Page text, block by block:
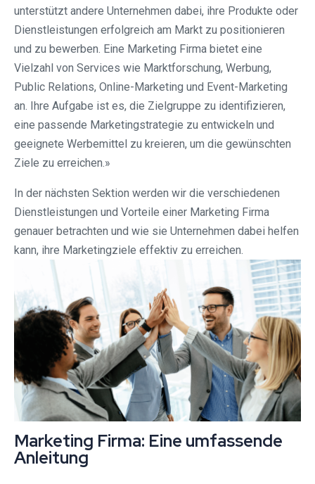
unterstützt andere Unternehmen dabei, ihre Produkte oder
Dienstleistungen erfolgreich am Markt zu positionieren
und zu bewerben. Eine Marketing Firma bietet eine
Vielzahl von Services wie Marktforschung, Werbung,
Public Relations, Online-Marketing und Event-Marketing
an. Ihre Aufgabe ist es, die Zielgruppe zu identifizieren,
eine passende Marketingstrategie zu entwickeln und
geeignete Werbemittel zu kreieren, um die gewünschten
Ziele zu erreichen.»
In der nächsten Sektion werden wir die verschiedenen
Dienstleistungen und Vorteile einer Marketing Firma
genauer betrachten und wie sie Unternehmen dabei helfen
kann, ihre Marketingziele effektiv zu erreichen.
Marketing Firma: Eine umfassende
Anleitung